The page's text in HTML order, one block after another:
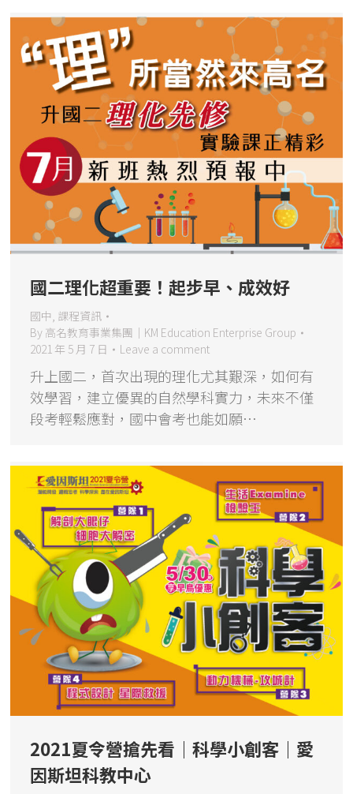
國二理化超重要！起步早、成效好
國中, 課程資訊
By 高名教育事業集團｜KM Education Enterprise Group
2021 年 5 月 7 日
Leave a comment
升上國二，首次出現的理化尤其艱深，如何有
效學習，建立優異的自然學科實力，未來不僅
段考輕鬆應對，國中會考也能如願…
2021夏令營搶先看｜科學小創客｜愛
因斯坦科教中心